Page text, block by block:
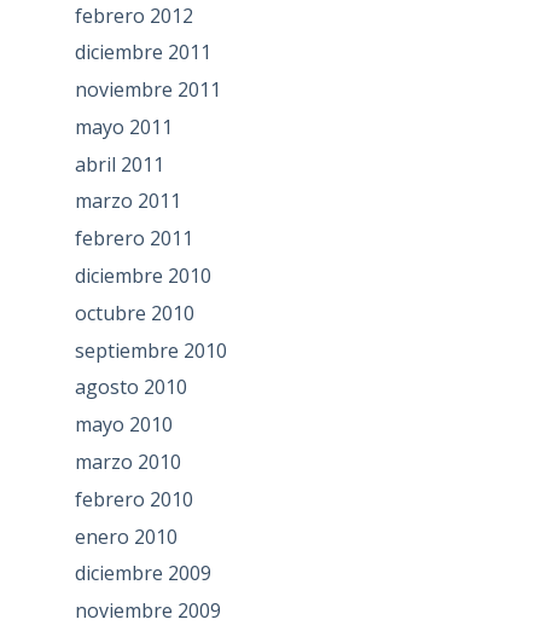
febrero 2012
diciembre 2011
noviembre 2011
mayo 2011
abril 2011
marzo 2011
febrero 2011
diciembre 2010
octubre 2010
septiembre 2010
agosto 2010
mayo 2010
marzo 2010
febrero 2010
enero 2010
diciembre 2009
noviembre 2009